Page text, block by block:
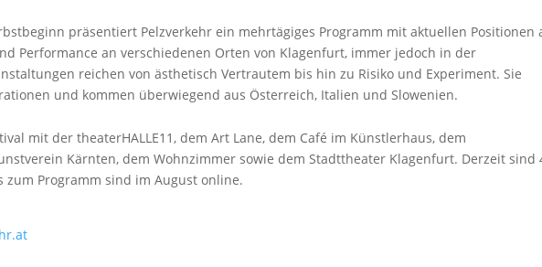
präsentiert Pelzverkehr ein mehrtägiges Programm mit aktuellen Positionen
Performance an verschiedenen Orten von Klagenfurt, immer jedoch in der
reichen von ästhetisch Vertrautem bis hin zu Risiko und Experiment. Sie
und kommen überwiegend aus Österreich, Italien und Slowenien.
mit der theaterHALLE11, dem Art Lane, dem Café im Künstlerhaus, dem
Kärnten, dem Wohnzimmer sowie dem Stadttheater Klagenfurt. Derzeit sind
zum Programm sind im August online.